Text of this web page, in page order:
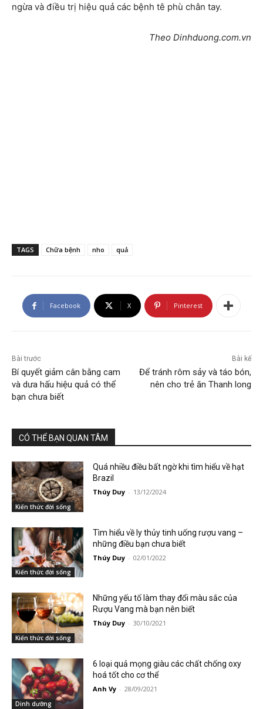
ngừa và điều trị hiệu quả các bệnh tê phù chân tay.
Theo Dinhduong.com.vn
TAGS Chữa bệnh nho quả
Facebook X Pinterest
Bài trước
Bí quyết giảm cân bằng cam
và dưa hấu hiệu quả có thể
bạn chưa biết
Bài kế
Để tránh rôm sảy và táo bón,
nên cho trẻ ăn Thanh long
CÓ THỂ BẠN QUAN TÂM
Kiến thức đời sống
Quá nhiều điều bất ngờ khi tìm hiểu về hạt
Brazil
Thúy Duy - 13/12/2024
Kiến thức đời sống
Tìm hiểu về ly thủy tinh uống rượu vang –
những điều bạn chưa biết
Thúy Duy - 02/01/2022
Kiến thức đời sống
Những yếu tố làm thay đổi màu sắc của
Rượu Vang mà bạn nên biết
Thúy Duy - 30/10/2021
Dinh dưỡng
6 loại quả mọng giàu các chất chống oxy
hoá tốt cho cơ thể
Anh Vy - 28/09/2021